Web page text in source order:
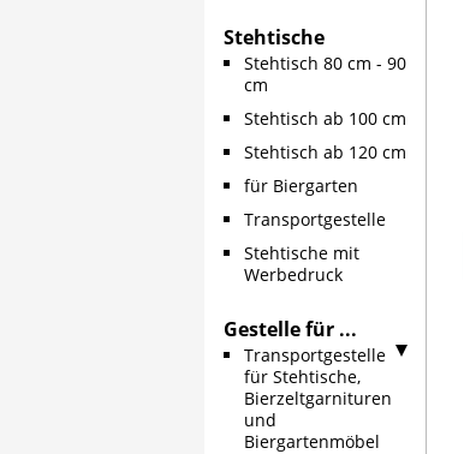
Stehtische
Stehtisch 80 cm - 90
cm
Stehtisch ab 100 cm
Stehtisch ab 120 cm
für Biergarten
Transportgestelle
Stehtische mit
Werbedruck
Gestelle für ...
Transportgestelle
für Stehtische,
Bierzeltgarnituren
und
Biergartenmöbel